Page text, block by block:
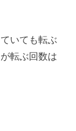
いても転ぶ
転ぶ回数は